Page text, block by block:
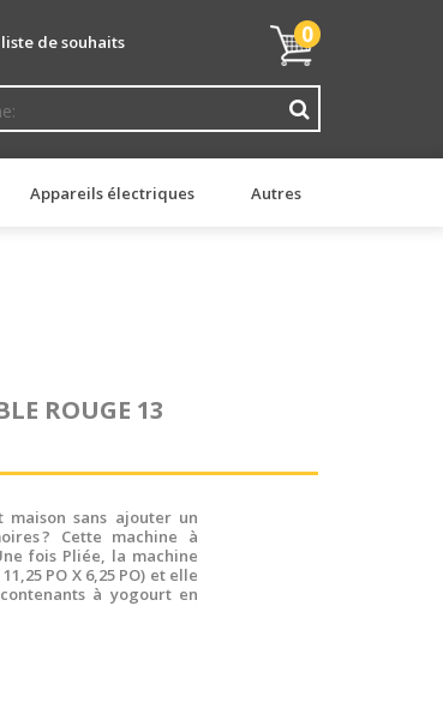
Mon
panier
0
de souhaits
Appareils électriques Autres
ROUGE 13
sans ajouter un
? Cette machine à
fois Pliée, la machine
PO X 6,25 PO) et elle
à yogourt en